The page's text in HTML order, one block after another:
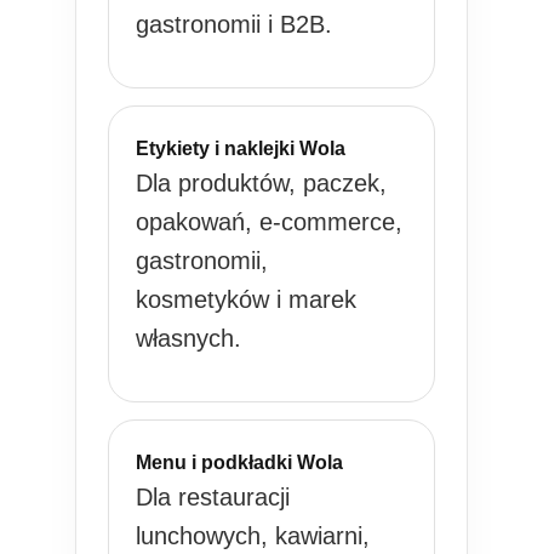
gastronomii i B2B.
Etykiety i naklejki Wola
Dla produktów, paczek,
opakowań, e-commerce,
gastronomii,
kosmetyków i marek
własnych.
Menu i podkładki Wola
Dla restauracji
lunchowych, kawiarni,